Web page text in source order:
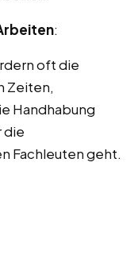
:
oft die
Zeiten,
Handhabung
die
Fachleuten geht.